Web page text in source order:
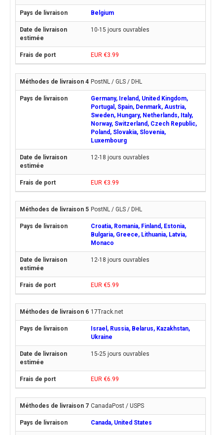
Belgium
10-15 jours ouvrables
EUR €3.99
PostNL / GLS / DHL
Germany, Ireland, United Kingdom,
Portugal, Spain, Denmark, Austria,
Sweden, Hungary, Netherlands, Italy,
Norway, Switzerland, Czech Republic,
Poland, Slovakia, Slovenia,
Luxembourg
12-18 jours ouvrables
EUR €3.99
PostNL / GLS / DHL
Croatia, Romania, Finland, Estonia,
Bulgaria, Greece, Lithuania, Latvia,
Monaco
12-18 jours ouvrables
EUR €5.99
17Track.net
Israel, Russia, Belarus, Kazakhstan,
Ukraine
15-25 jours ouvrables
EUR €6.99
CanadaPost / USPS
Canada, United States